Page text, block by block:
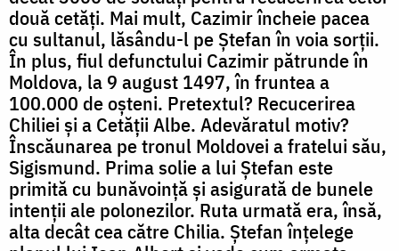
două cetăți. Mai mult, Cazimir încheie pacea
cu sultanul, lăsându-l pe Ștefan în voia sorții.
În plus, fiul defunctului Cazimir pătrunde în
Moldova, la 9 august 1497, în fruntea a
100.000 de oșteni. Pretextul? Recucerirea
Chiliei și a Cetății Albe. Adevăratul motiv?
Înscăunarea pe tronul Moldovei a fratelui său,
Sigismund. Prima solie a lui Ștefan este
primită cu bunăvoință și asigurată de bunele
intenții ale polonezilor. Ruta urmată era, însă,
alta decât cea către Chilia. Ștefan înțelege